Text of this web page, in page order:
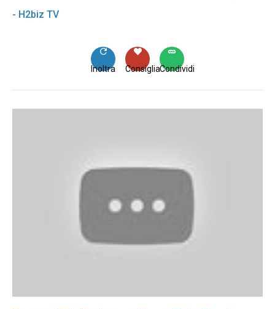
- H2biz TV
Condividi
Consiglia
Inoltra